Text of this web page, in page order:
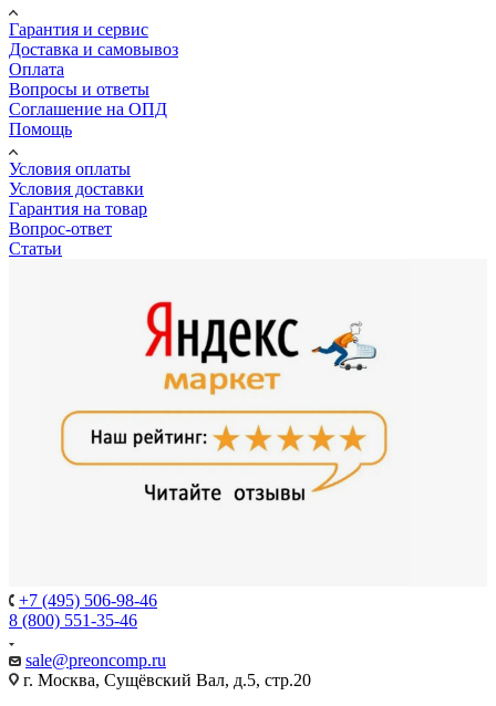
Гарантия и сервис
Доставка и самовывоз
Оплата
Вопросы и ответы
Соглашение на ОПД
Помощь
Условия оплаты
Условия доставки
Гарантия на товар
Вопрос-ответ
Статьи
+7 (495) 506-98-46
8 (800) 551-35-46
sale@preoncomp.ru
г. Москва, Сущёвский Вал, д.5, стр.20